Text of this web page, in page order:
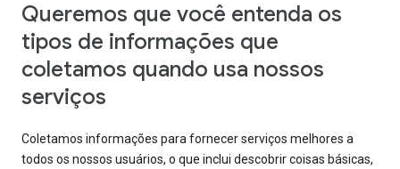
Queremos que você entenda os
tipos de informações que
coletamos quando usa nossos
serviços
Coletamos informações para fornecer serviços melhores a
todos os nossos usuários, o que inclui descobrir coisas básicas,